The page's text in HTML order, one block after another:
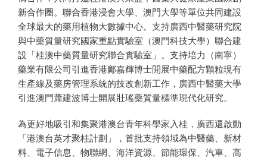
新合作圈。聯合香港浸會大學、澳門大學等單位共同建設
全球最大的藥用植物大數據中心。支持廣西中醫藥研究院
與中藥質量研究國家重點實驗室（澳門科技大學）聯合建
設「桂澳中藥質量研究聯合實驗室」。支持培力（南寧）
藥業有限公司引進香港鄺嘉輝博士開展中藥配方顆粒現有
生產線及藥房管理系統的技改創新工作，廣西中醫藥大學
引進澳門蕭建波博士開展壯瑤藥質量標準現代化研究。
為更好地吸引和集聚港澳台青年科學家入桂，廣西還啟動
「港澳台英才聚桂計劃」，首批支持領域為中醫藥、新材
料、電子信息、物聯網、海洋資源、節能環保、汽車、高